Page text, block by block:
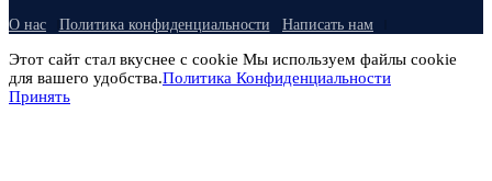
О нас Политика конфиденциальности Написать нам
Этот сайт стал вкуснее с cookie Мы используем файлы cookie
для вашего удобства.Политика Конфиденциальности
Принять